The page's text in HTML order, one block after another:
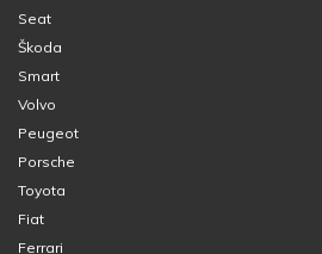
Seat
Škoda
Smart
Volvo
Peugeot
Porsche
Toyota
Fiat
Ferrari